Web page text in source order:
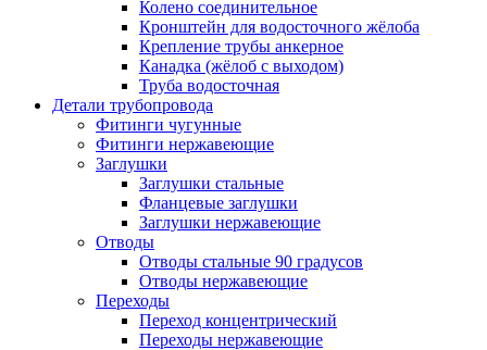
Колено соединительное
Кронштейн для водосточного жёлоба
Крепление трубы анкерное
Канадка (жёлоб с выходом)
Труба водосточная
Детали трубопровода
Фитинги чугунные
Фитинги нержавеющие
Заглушки
Заглушки стальные
Фланцевые заглушки
Заглушки нержавеющие
Отводы
Отводы стальные 90 градусов
Отводы нержавеющие
Переходы
Переход концентрический
Переходы нержавеющие